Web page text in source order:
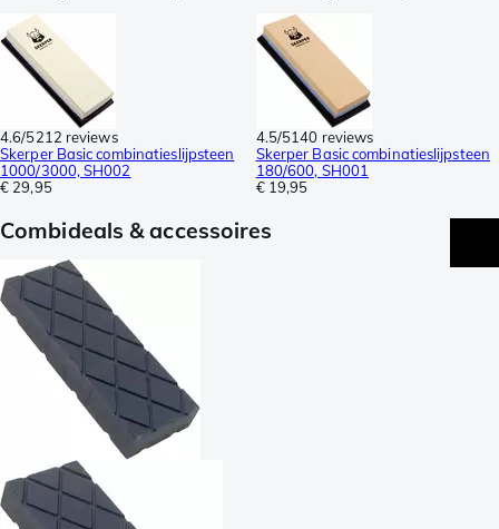
4.6/5212 reviews
Skerper Basic combinatieslijpsteen
1000/3000, SH002
€ 29,95
4.5/5140 reviews
Skerper Basic combinatieslijpsteen
180/600, SH001
€ 19,95
Combideals & accessoires